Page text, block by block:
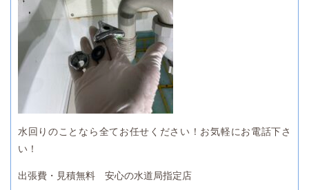
水回りのことなら全てお任せください！お気軽にお電話下さ
い！
出張費・見積無料 安心の水道局指定店